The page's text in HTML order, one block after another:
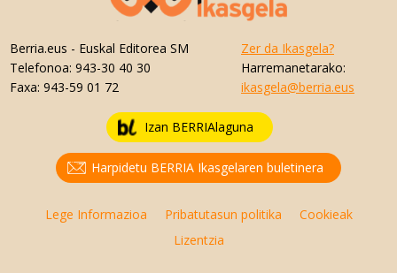
Berria.eus - Euskal Editorea SM
Telefonoa: 943-30 40 30
Faxa: 943-59 01 72
Zer da Ikasgela?
Harremanetarako:
ikasgela@berria.eus
Izan BERRIAlaguna
Harpidetu BERRIA Ikasgelaren buletinera
Lege Informazioa Pribatutasun politika
Cookieak
Lizentzia